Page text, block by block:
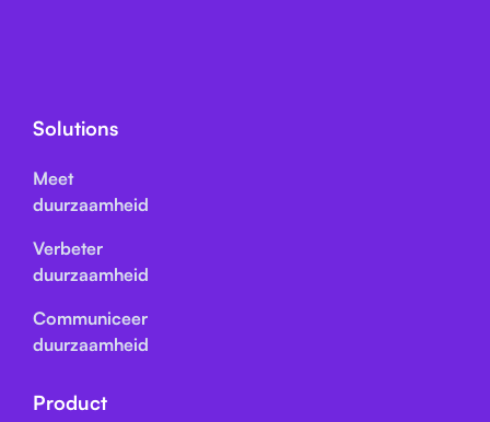
Solutions
Meet
duurzaamheid
Verbeter
duurzaamheid
Communiceer
duurzaamheid
Product